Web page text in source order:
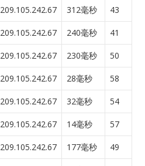
209.105.242.67 312毫秒 43
209.105.242.67 240毫秒 41
209.105.242.67 230毫秒 50
209.105.242.67 28毫秒 58
209.105.242.67 32毫秒 54
209.105.242.67 14毫秒 57
209.105.242.67 177毫秒 49